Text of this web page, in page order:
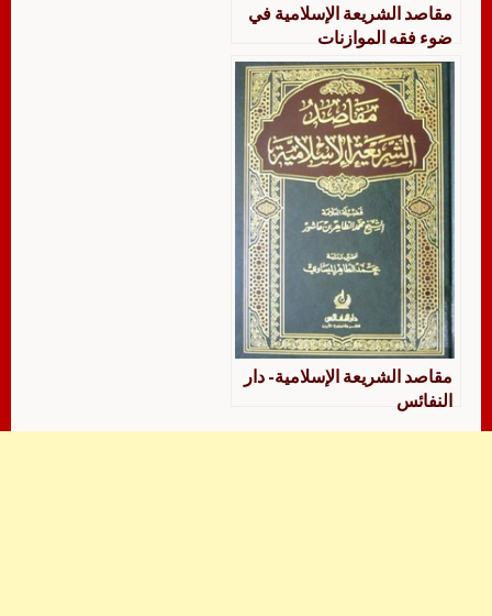
مقاصد الشريعة الإسلامية في
ضوء فقه الموازنات
مقاصد الشريعة الإسلامية- دار
النفائس